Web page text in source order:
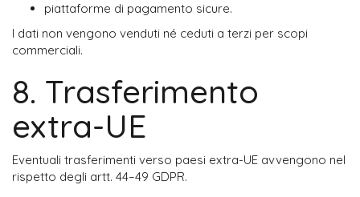
piattaforme di pagamento sicure.
I dati non vengono venduti né ceduti a terzi per scopi
commerciali.
8. Trasferimento
extra-UE
Eventuali trasferimenti verso paesi extra-UE avvengono nel
rispetto degli artt. 44–49 GDPR.